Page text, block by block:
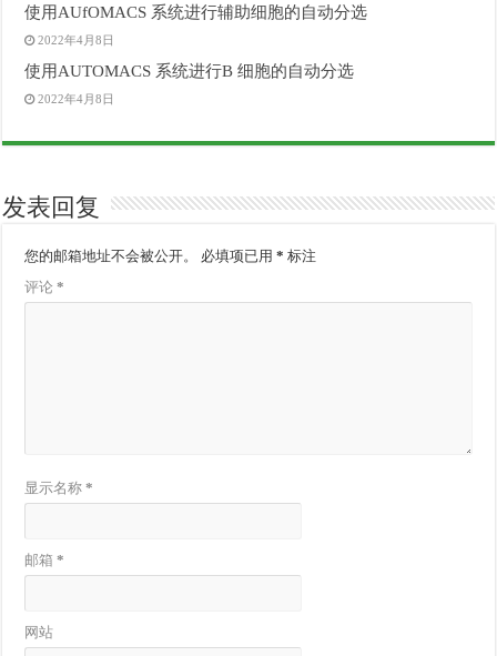
使用AUfOMACS 系统进行辅助细胞的自动分选
2022年4月8日
使用AUTOMACS 系统进行B 细胞的自动分选
2022年4月8日
发表回复
您的邮箱地址不会被公开。 必填项已用* 标注
评论*
显示名称*
邮箱*
网站